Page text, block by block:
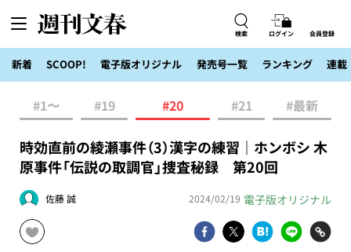
検索 ログイン 会員登録
新着 SCOOP! 電子版オリジナル 発売号一覧 ランキング 連載
#1〜 #19 #20 #21 #最新
時効直前の綾瀬事件（3）漢字の練習｜ホンボシ 木
原事件「伝説の取調官」捜査秘録 第20回
佐藤 誠 2024/02/19 電子版オリジナル